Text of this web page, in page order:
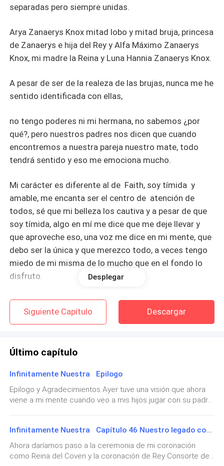
separadas pero siempre unidas.
Arya Zanaerys Knox mitad lobo y mitad bruja, princesa
de Zanaerys e hija del Rey y Alfa Máximo Zanaerys
Knox, mi madre la Reina y Luna Hannia Zanaerys Knox.
A pesar de ser de la realeza de las brujas, nunca me he
sentido identificada con ellas,
no tengo poderes ni mi hermana, no sabemos ¿por
qué?, pero nuestros padres nos dicen que cuando
encontremos a nuestra pareja nuestro mate, todo
tendrá sentido y eso me emociona mucho.
Mi carácter es diferente al de Faith, soy tímida y
amable, me encanta ser el centro de atención de
todos, sé que mi belleza los cautiva y a pesar de que
soy tímida, algo en mí me dice que me deje llevar y
que aproveche eso, una voz me dice en mi mente, que
debo ser la única y que merezco todo, a veces tengo
miedo de mi misma de lo mucho que en el fondo lo
disfruto.
Faith Zanaerys Knox mitad lobo y mitad bruja,
princesa de Zanaerys e hija del Rey y Alfa Máximo
Zanaerys Knox, mi madre la Reina y Luna Hannia
soy rebelde, espontáneo me gusta disfrutar de la vida
y llegar a mis límites y sobrepasarlos, mis padres
están lejos en nuestra manada y a pesar de que me
Arya a quien he visto solo en videos y nunca en
persona desde que teníamos 11 años.
Desplegar
Siguiente Capítulo Descargar
Último capítulo
Infinitamente Nuestra Epilogo
Epilogo y Agradecimientos Ayer tuve una visión que ahora
viene a mi mente cuando veo a mis hijos jugar con su padre,
acompañado de una mujer humana muy hermosa creo que
su nombre es Jordana, su futuro sera lleno de pruebas,
pero sé que saldrán adelante. Y mi bella Brianna su futuro
sera diferente, vi a hombre que la amara
Infinitamente Nuestra Capítulo 46 Nuestro legado continúa
Ahora daríamos paso a la ceremonia de mi coronación
como Reina del Coven y la coronación de Rey Consorte de